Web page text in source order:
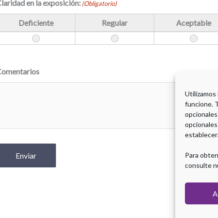
funcione.
Para
consulte
en la exposición:(Obligatorio)
Deficiente Regular Aceptable
Enviar